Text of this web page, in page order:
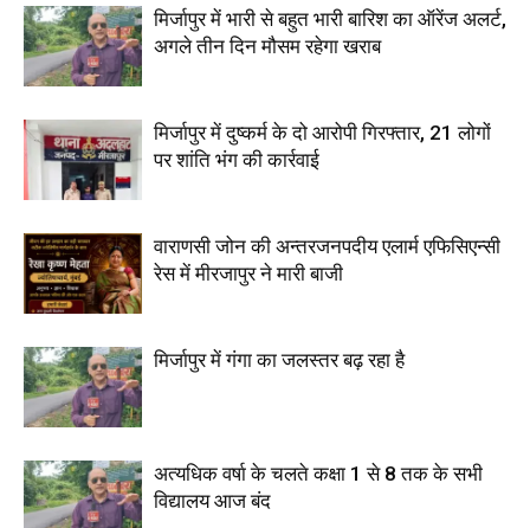
मिर्जापुर में भारी से बहुत भारी बारिश का ऑरेंज अलर्ट,
अगले तीन दिन मौसम रहेगा खराब
मिर्जापुर में दुष्कर्म के दो आरोपी गिरफ्तार, 21 लोगों
पर शांति भंग की कार्रवाई
वाराणसी जोन की अन्तरजनपदीय एलार्म एफिसिएन्सी
रेस में मीरजापुर ने मारी बाजी
मिर्जापुर में गंगा का जलस्तर बढ़ रहा है
अत्यधिक वर्षा के चलते कक्षा 1 से 8 तक के सभी
विद्यालय आज बंद